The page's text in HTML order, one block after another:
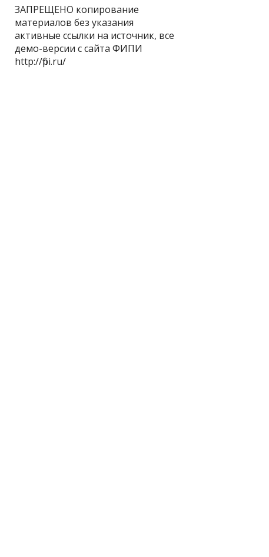
ЗАПРЕЩЕНО копирование
материалов без указания
активные ссылки на источник, все
демо-версии с сайта ФИПИ
http://fipi.ru/